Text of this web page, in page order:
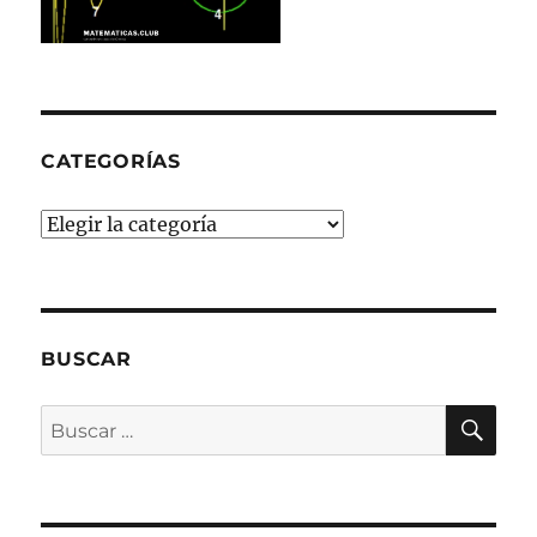
CATEGORÍAS
Categorías
BUSCAR
Buscar
por: